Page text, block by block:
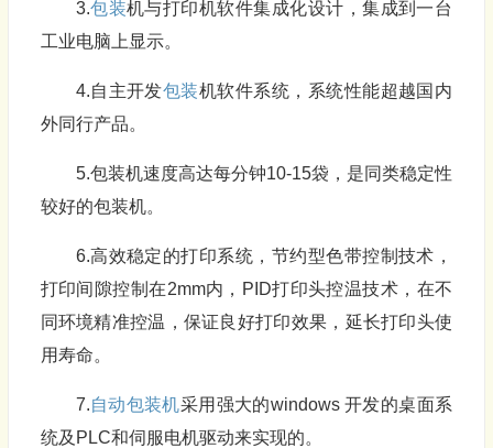
3.包装机与打印机软件集成化设计，集成到一台
工业电脑上显示。
4.自主开发包装机软件系统，系统性能超越国内
外同行产品。
5.包装机速度高达每分钟10-15袋，是同类稳定性
较好的包装机。
6.高效稳定的打印系统，节约型色带控制技术，
打印间隙控制在2mm内，PID打印头控温技术，在不
同环境精准控温，保证良好打印效果，延长打印头使
用寿命。
7.自动包装机采用强大的windows 开发的桌面系
统及PLC和伺服电机驱动来实现的。